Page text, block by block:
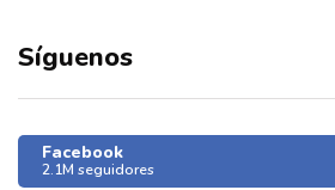
Síguenos
Facebook
2.1M seguidores